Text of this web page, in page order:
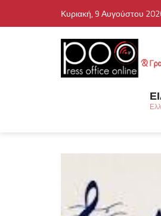
Κυριακή, 9 Αυγούστου